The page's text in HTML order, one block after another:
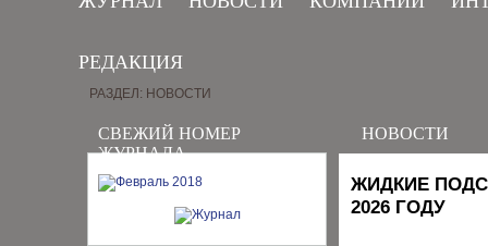
РЕДАКЦИЯ
СВЕЖИЙ НОМЕР
ЖУРНАЛА
РАЗДЕЛ: НОВОСТИ
НОВОСТИ
ЖИДКИЕ
2026 ГОДУ